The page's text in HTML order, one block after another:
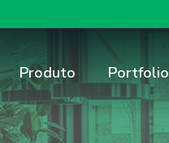
Produto Portfolio